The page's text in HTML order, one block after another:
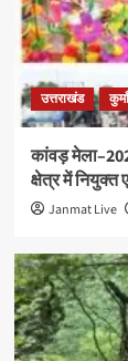
उत्तराखंड
कांवड़
क्षेत्र में नियुक्त
Janmat Live